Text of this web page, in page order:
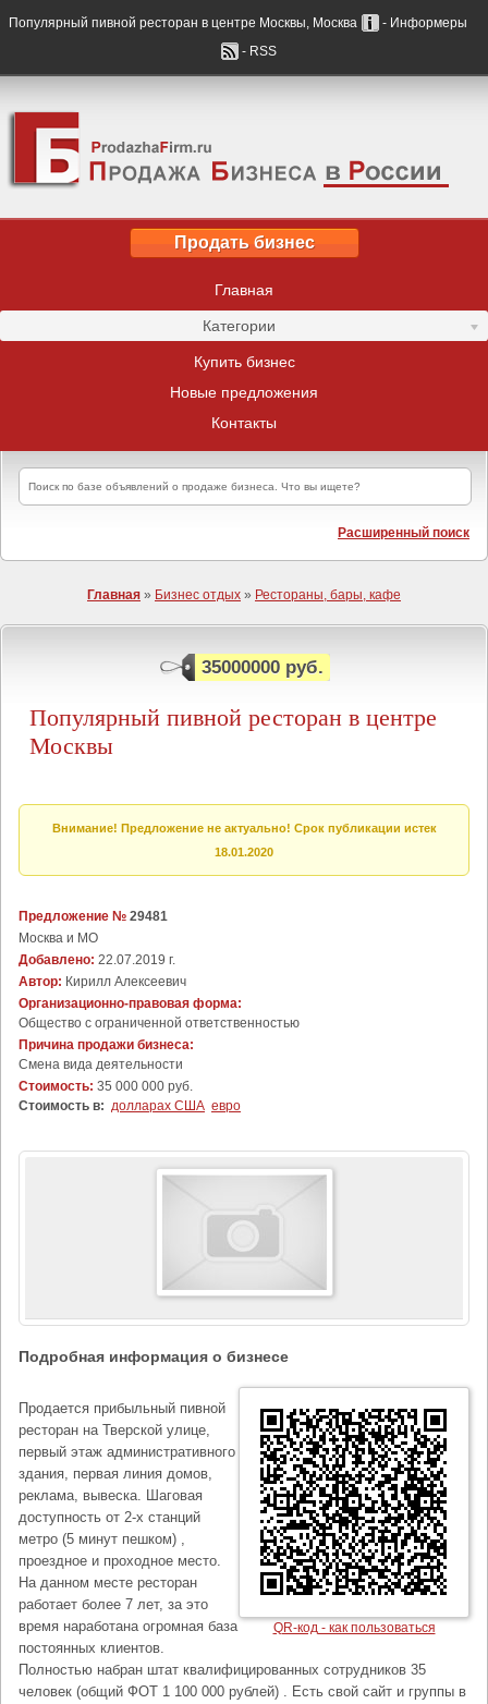
Популярный пивной ресторан в центре Москвы, Москва
- Информеры
- RSS
Продать бизнес
Главная
Категории
Купить бизнес
Новые предложения
Контакты
Расширенный поиск
Главная » Бизнес отдых » Рестораны, бары, кафе
35000000 руб.
Популярный пивной ресторан в центре
Москвы
Внимание! Предложение не актуально! Срок публикации истек
18.01.2020
Предложение № 29481
Москва и МО
Добавлено: 22.07.2019 г.
Автор: Кирилл Алексеевич
Организационно-правовая форма:
Общество с ограниченной ответственностью
Причина продажи бизнеса:
Cмена вида деятельности
Стоимость: 35 000 000 руб.
Стоимость в: долларах США евро
Подробная информация о бизнесе
QR-код - как пользоваться
Продается прибыльный пивной
ресторан на Тверской улице,
первый этаж административного
здания, первая линия домов,
реклама, вывеска. Шаговая
доступность от 2-х станций
метро (5 минут пешком) ,
проездное и проходное место.
На данном месте ресторан
работает более 7 лет, за это
время наработана огромная база
постоянных клиентов.
Полностью набран штат квалифицированных сотрудников 35
человек (общий ФОТ 1 100 000 рублей) . Есть свой сайт и группы в